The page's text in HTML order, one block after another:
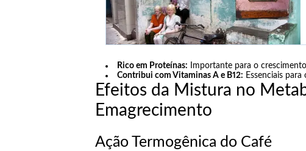
Rico em Proteínas: Importante para o
Contribui com Vitaminas A e B12: Essenciais
Efeitos da Mistura no
Emagrecimento
Ação Termogênica do Café